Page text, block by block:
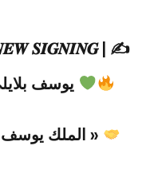
✍
| 𝑵𝑬𝑾 𝑺𝑰𝑮𝑵𝑰𝑵𝑮
الملك يوسف مرحبا بك في « العميد »